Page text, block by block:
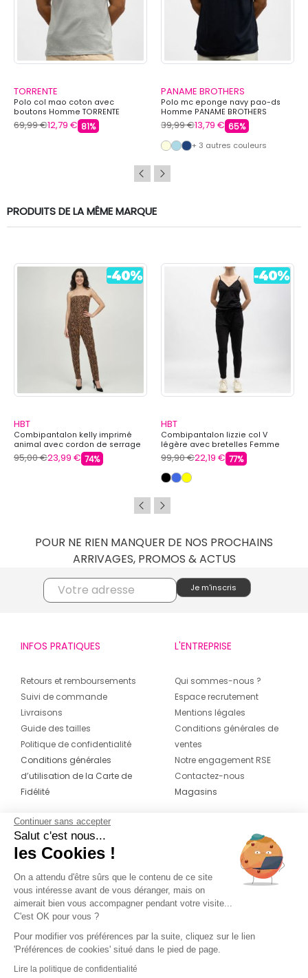
TORRENTE
Polo col mao coton avec
boutons Homme TORRENTE
69,99 €12,79 € 81%
PANAME BROTHERS
Polo mc eponge navy pao-ds
Homme PANAME BROTHERS
39,99 €13,79 € 65%
+ 3 autres couleurs
PRODUITS DE LA MÊME MARQUE
HBT
Combipantalon kelly imprimé
animal avec cordon de serrage
Femme HBT
95,00 €23,99 € 74%
HBT
Combipantalon lizzie col V
légère avec bretelles Femme
HBT
99,90 €22,19 € 77%
POUR NE RIEN MANQUER DE NOS PROCHAINS
ARRIVAGES, PROMOS & ACTUS
INFOS PRATIQUES
Retours et remboursements
Suivi de commande
Livraisons
Guide des tailles
Politique de confidentialité
Conditions générales
d’utilisation de la Carte de
Fidélité
L'ENTREPRISE
Qui sommes-nous ?
Espace recrutement
Mentions légales
Conditions générales de
ventes
Notre engagement RSE
Contactez-nous
Magasins
CONTACT
04 42 20 78 42
Du lundi au jeudi de 8h30 à 16h30 & le
vendredi de 8h30 à 15h30
Continuer sans accepter
Salut c'est nous...
les Cookies !
On a attendu d'être sûrs que le contenu de ce site
vous intéresse avant de vous déranger, mais on
aimerait bien vous accompagner pendant votre visite...
C'est OK pour vous ?
Pour modifier vos préférences par la suite, cliquez sur le lien
'Préférences de cookies' situé dans le pied de page.
Lire la politique de confidentialité